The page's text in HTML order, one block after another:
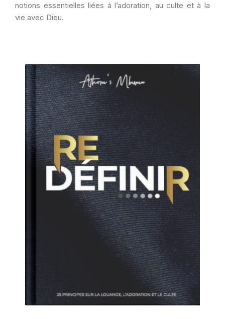
notions essentielles liées à l’adoration, au culte et à la
vie avec Dieu.